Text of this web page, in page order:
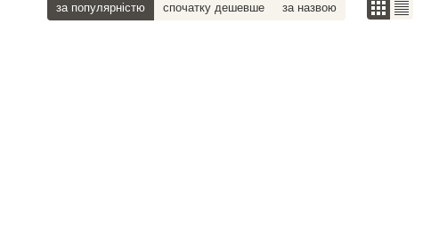
за популярністю спочатку дешевше за назвою